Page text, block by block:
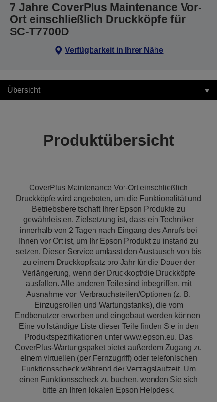
7 Jahre CoverPlus Maintenance Vor-
Ort einschließlich Druckköpfe für
SC-T7700D
Verfügbarkeit in Ihrer Nähe
Übersicht
Produktübersicht
CoverPlus Maintenance Vor-Ort einschließlich
Druckköpfe wird angeboten, um die Funktionalität und
Betriebsbereitschaft Ihrer Epson Produkte zu
gewährleisten. Zielsetzung ist, dass ein Techniker
innerhalb von 2 Tagen nach Eingang des Anrufs bei
Ihnen vor Ort ist, um Ihr Epson Produkt zu instand zu
setzen. Dieser Service umfasst den Austausch von bis
zu einem Druckkopfsatz pro Jahr für die Dauer der
Verlängerung, wenn der Druckkopf/die Druckköpfe
ausfallen. Alle anderen Teile sind inbegriffen, mit
Ausnahme von Verbrauchsteilen/Optionen (z. B.
Einzugsrollen und Wartungstanks), die vom
Endbenutzer erworben und eingebaut werden können.
Eine vollständige Liste dieser Teile finden Sie in den
Produktspezifikationen unter www.epson.eu. Das
CoverPlus-Wartungspaket bietet außerdem Zugang zu
einem virtuellen (per Fernzugriff) oder telefonischen
Funktionsscheck während der Vertragslaufzeit. Um
einen Funktionsscheck zu buchen, wenden Sie sich
bitte an Ihren lokalen Epson Helpdesk.